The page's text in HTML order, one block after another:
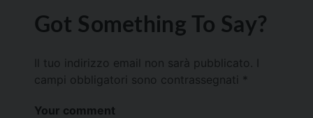
Got Something To Say?
Il tuo indirizzo email non sarà pubblicato.
campi obbligatori sono contrassegnati *
Your comment